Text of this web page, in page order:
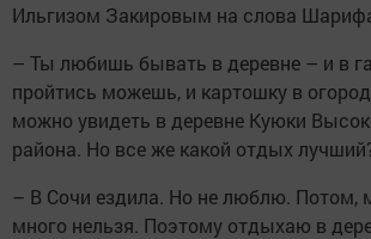
Ильгизом Закировым на слова
– Ты любишь бывать в деревне – и в
пройтись можешь, и картошку в
можно увидеть в деревне Куюки
района. Но все же какой отдых
– В Сочи ездила. Но не люблю. Потом,
много нельзя. Поэтому отдыхаю в